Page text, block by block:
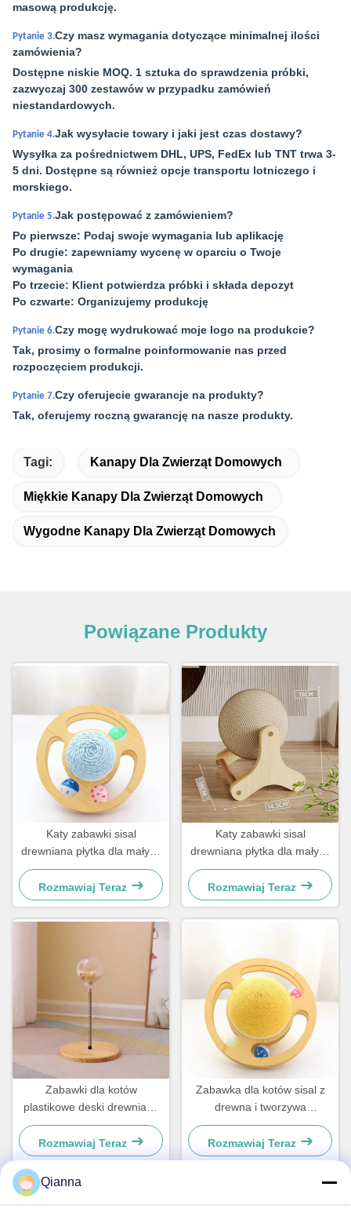
masową produkcję.
Pytanie 3.Czy masz wymagania dotyczące minimalnej ilości
zamówienia?
Dostępne niskie MOQ. 1 sztuka do sprawdzenia próbki,
zazwyczaj 300 zestawów w przypadku zamówień
niestandardowych.
Pytanie 4.Jak wysyłacie towary i jaki jest czas dostawy?
Wysyłka za pośrednictwem DHL, UPS, FedEx lub TNT trwa 3-
5 dni. Dostępne są również opcje transportu lotniczego i
morskiego.
Pytanie 5.Jak postępować z zamówieniem?
Po pierwsze: Podaj swoje wymagania lub aplikację
Po drugie: zapewniamy wycenę w oparciu o Twoje
wymagania
Po trzecie: Klient potwierdza próbki i składa depozyt
Po czwarte: Organizujemy produkcję
Pytanie 6.Czy mogę wydrukować moje logo na produkcie?
Tak, prosimy o formalne poinformowanie nas przed
rozpoczęciem produkcji.
Pytanie 7.Czy oferujecie gwarancje na produkty?
Tak, oferujemy roczną gwarancję na nasze produkty.
Tagi: Kanapy Dla Zwierząt Domowych
Miękkie Kanapy Dla Zwierząt Domowych
Wygodne Kanapy Dla Zwierząt Domowych
Powiązane Produkty
Katy zabawki sisal
drewniana płytka dla małych
psów i kotów
Rozmawiaj Teraz
Katy zabawki sisal
drewniana płytka dla małych
psów i kotów
Rozmawiaj Teraz
Zabawki dla kotów
plastikowe deski drewniane
dla małych psów i kotów
proste i praktyczne
Rozmawiaj Teraz
Zabawka dla kotów sisal z
drewna i tworzywa
sztucznego Dla małych psów
i kotów
Rozmawiaj Teraz
Qianna